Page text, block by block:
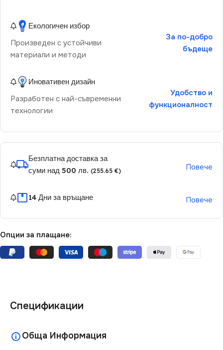
Екологичен избор
Произведен с устойчиви
материали и методи
За по-добро
бъдеще
Иновативен дизайн
Разработен с най-съвременни
технологии
Удобство и
функционалност
Безплатна доставка за
суми над 500 лв. (255.65 €) Повече
14 Дни за връщане Повече
Опции за плащане:
Спецификации
Обща Информация